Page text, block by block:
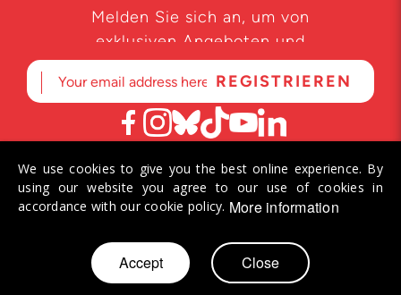
Mein Warenkorb
Melden Sie sich an, um von
exklusiven Angeboten und
Produktneuheiten zu erfahren.
© 2026 Helvetiq SA. Alle Rechte vorbehalten.
We use cookies to give you the best online experience. By
using our website you agree to our use of cookies in
accordance with our cookie policy. More information
Accept Close